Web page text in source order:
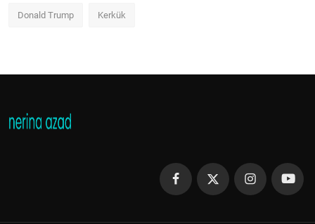
Donald Trump Kerkük